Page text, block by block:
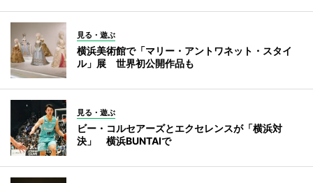
見る・遊ぶ
横浜美術館で「マリー・アントワネット・スタイ
ル」展 世界初公開作品も
見る・遊ぶ
ビー・コルセアーズとエクセレンスが「横浜対
決」 横浜BUNTAIで